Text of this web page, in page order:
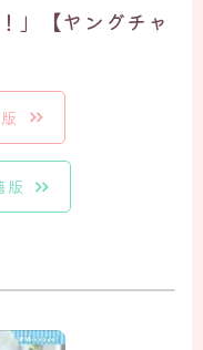
」【ヤングチャ
版